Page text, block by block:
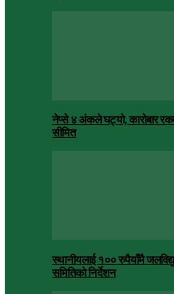
नेप्से ४ अंकले घट्यो, कारोबार
सीमित
स्थानीयलाई १०० रुपैयाँमै
समितिको निर्देशन